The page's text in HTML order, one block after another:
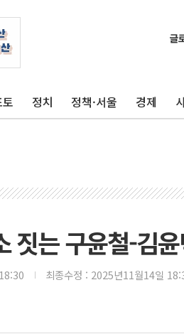
정치 정책·서울 경제
짓는 구윤철-김
최종수정 : 2025년11월14일